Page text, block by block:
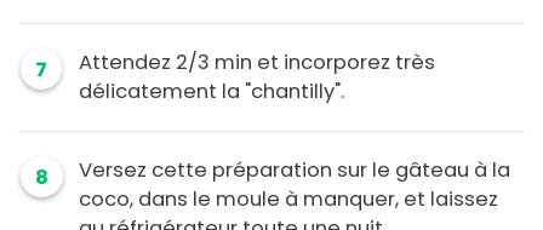
7
Attendez 2/3 min et incorporez très
délicatement la "chantilly".
8
Versez cette préparation sur le gâteau à la
coco, dans le moule à manquer, et laissez